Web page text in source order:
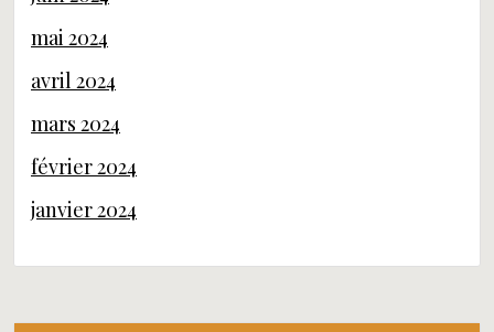
mai 2024
avril 2024
mars 2024
février 2024
janvier 2024